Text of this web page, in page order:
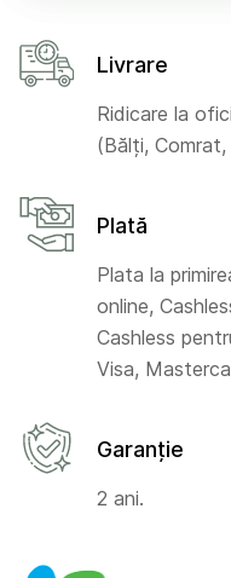
Livrare
Ridicare la
(Bălți, Comrat,
Plată
Plata la
online,
Cashless
Visa,
Garanție
2 ani.